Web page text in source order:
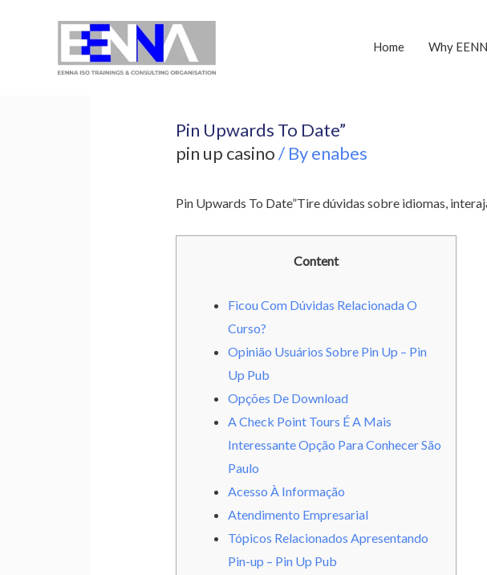
Home Why
Pin Upwards To Date”
pin up casino/ Byenabes
Pin Upwards To Date”Tire dúvidas sobre idiomas,
Content
Ficou Com Dúvidas Relacionada O
Curso?
Opinião Usuários Sobre Pin Up – Pin
Up Pub
Opções De Download
A Check Point Tours É A Mais
Interessante Opção Para Conhecer São
Paulo
Acesso À Informação
Atendimento Empresarial
Tópicos Relacionados Apresentando
Pin-up – Pin Up Pub